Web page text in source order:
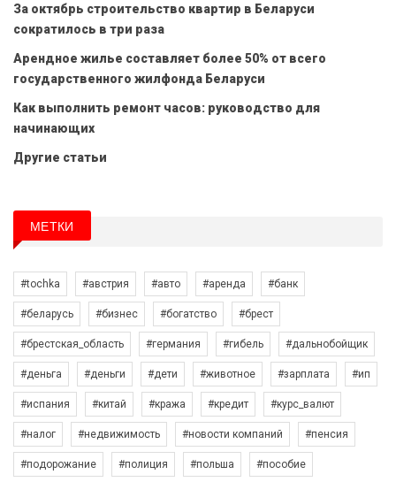
За октябрь строительство квартир в Беларуси
сократилось в три раза
Арендное жилье составляет более 50% от всего
государственного жилфонда Беларуси
Как выполнить ремонт часов: руководство для
начинающих
Другие статьи
МЕТКИ
#tochka #австрия #авто #аренда #банк
#беларусь #бизнес #богатство #брест
#брестская_область #германия #гибель #дальнобойщик
#деньга #деньги #дети #животное #зарплата #ип
#испания #китай #кража #кредит #курс_валют
#налог #недвижимость #новости компаний #пенсия
#подорожание #полиция #польша #пособие